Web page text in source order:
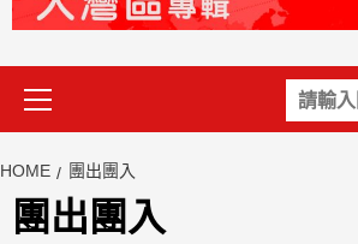
關
鍵
Primary
Menu
HOME 團出團入
團出團入